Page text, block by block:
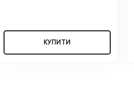
КУПИТИ